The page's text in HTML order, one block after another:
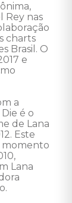
Rey nas
charts
Brasil. O
e
a
é o
de Lana
Este
momento
Lana